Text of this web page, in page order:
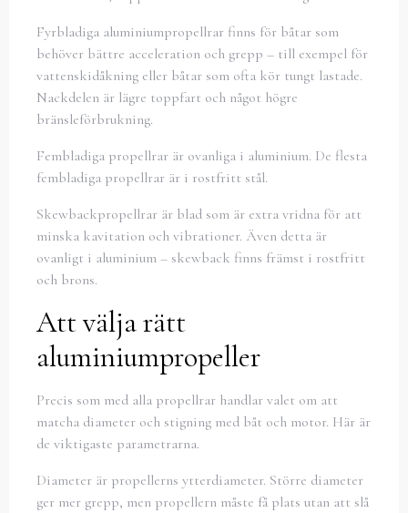
Fyrbladiga aluminiumpropellrar finns för båtar som
behöver bättre acceleration och grepp – till exempel för
vattenskidåkning eller båtar som ofta kör tungt lastade.
Nackdelen är lägre toppfart och något högre
bränsleförbrukning.
Fembladiga propellrar är ovanliga i aluminium. De flesta
fembladiga propellrar är i rostfritt stål.
Skewbackpropellrar är blad som är extra vridna för att
minska kavitation och vibrationer. Även detta är
ovanligt i aluminium – skewback finns främst i rostfritt
och brons.
Att välja rätt
aluminiumpropeller
Precis som med alla propellrar handlar valet om att
matcha diameter och stigning med båt och motor. Här är
de viktigaste parametrarna.
Diameter är propellerns ytterdiameter. Större diameter
ger mer grepp, men propellern måste få plats utan att slå